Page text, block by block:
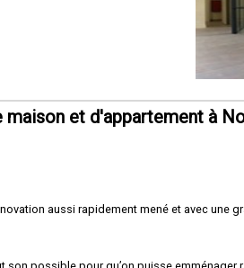
maison et d'appartement à
aussi rapidement mené et avec une